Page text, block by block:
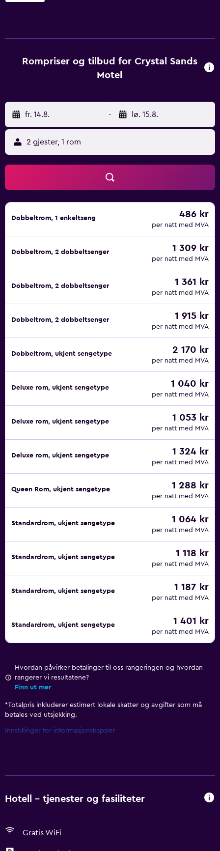
Rompriser og tilbud for Crystal Sands
Motel
fr. 14.8. - lø. 15.8.
2 gjester, 1 rom
Dobbeltrom, 1 enkeltseng 486 kr
per natt med MVA
Dobbeltrom, 2 dobbeltsenger 1 309 kr
per natt med MVA
Dobbeltrom, 2 dobbeltsenger 1 361 kr
per natt med MVA
Dobbeltrom, 2 dobbeltsenger 1 915 kr
per natt med MVA
Dobbeltrom, ukjent sengetype 2 170 kr
per natt med MVA
Deluxe rom, ukjent sengetype 1 040 kr
per natt med MVA
Deluxe rom, ukjent sengetype 1 053 kr
per natt med MVA
Deluxe rom, ukjent sengetype 1 324 kr
per natt med MVA
Queen Rom, ukjent sengetype 1 288 kr
per natt med MVA
Standardrom, ukjent sengetype 1 064 kr
per natt med MVA
Standardrom, ukjent sengetype 1 118 kr
per natt med MVA
Standardrom, ukjent sengetype 1 187 kr
per natt med MVA
Standardrom, ukjent sengetype 1 401 kr
per natt med MVA
Hvordan påvirker betalinger til oss rangeringen og hvordan
rangerer vi resultatene?
Finn ut mer
*Totalpris inkluderer estimert lokale skatter og avgifter som må
betales ved utsjekking.
Innstillinger for informasjonskapsler
Hotell – tjenester og fasiliteter
Gratis WiFi